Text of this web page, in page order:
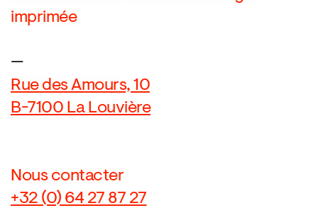
imprimée
—
Rue des Amours, 10
B-7100 La Louvière
Nous contacter
+32 (0) 64 27 87 27